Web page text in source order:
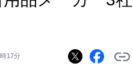
17分